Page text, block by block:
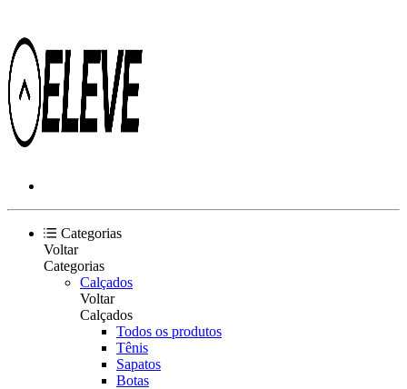
Categorias
Voltar
Categorias
Calçados
Voltar
Calçados
Todos os produtos
Tênis
Sapatos
Botas